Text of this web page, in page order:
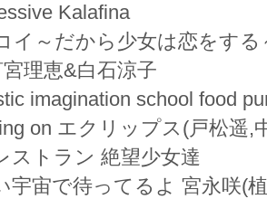
Kalafina
イ～だから少女は恋をす
理恵&白石涼子
imagination school food
on エクリップス(戸松遥,
ストラン 絶望少女達
宇宙で待ってるよ 宮永咲(